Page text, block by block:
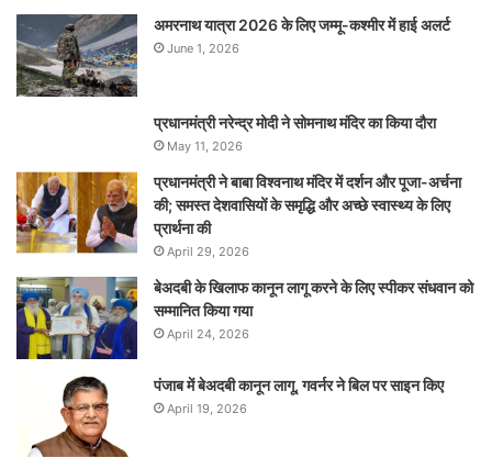
अमरनाथ यात्रा 2026 के लिए जम्मू-कश्मीर में हाई अलर्ट
June 1, 2026
प्रधानमंत्री नरेन्‍द्र मोदी ने सोमनाथ मंदिर का किया दौरा
May 11, 2026
प्रधानमंत्री ने बाबा विश्वनाथ मंदिर में दर्शन और पूजा-अर्चना
की; समस्‍त देशवासियों के समृद्धि और अच्छे स्वास्थ्य के लिए
प्रार्थना की
April 29, 2026
बेअदबी के खिलाफ कानून लागू करने के लिए स्पीकर संधवान को
सम्मानित किया गया
April 24, 2026
पंजाब में बेअदबी कानून लागू, गवर्नर ने बिल पर साइन किए
April 19, 2026